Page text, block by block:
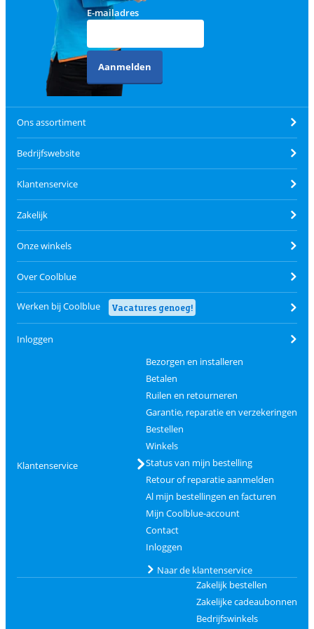
E-mailadres
Aanmelden
Ons assortiment
Bedrijfswebsite
Klantenservice
Zakelijk
Onze winkels
Over Coolblue
Werken bij Coolblue Vacatures genoeg!
Inloggen
Klantenservice
Bezorgen en installeren
Betalen
Ruilen en retourneren
Garantie, reparatie en verzekeringen
Bestellen
Winkels
Status van mijn bestelling
Retour of reparatie aanmelden
Al mijn bestellingen en facturen
Mijn Coolblue-account
Contact
Inloggen
Naar de klantenservice
Zakelijk bestellen
Zakelijke cadeaubonnen
Bedrijfswinkels